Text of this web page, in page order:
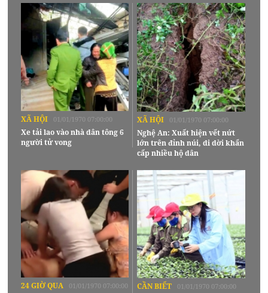
XÃ HỘI 01/01/1970 07:00:00
Xe tải lao vào nhà dân tông 6
người tử vong
XÃ HỘI 01/01/1970 07:00:00
Nghệ An: Xuất hiện vết nứt
lớn trên đỉnh núi, di dời khẩn
cấp nhiều hộ dân
24 GIỜ QUA 01/01/1970 07:00:00 CẦN BIẾT 01/01/1970 07:00:00